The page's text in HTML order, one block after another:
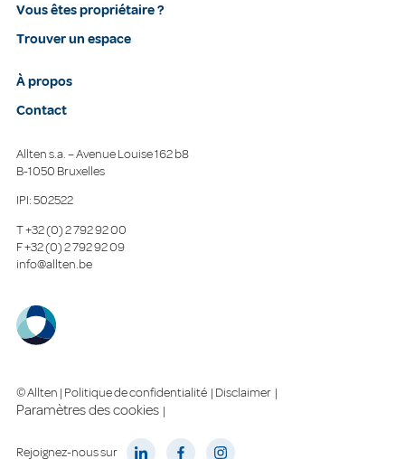
Vous êtes propriétaire ?
Trouver un espace
À propos
Contact
Allten s.a. – Avenue Louise 162 b8
B-1050 Bruxelles
IPI: 502522
T+32 (0) 2 792 92 00
F+32 (0) 2 792 92 09
info@allten.be
© Allten | Politique de confidentialité | Disclaimer |
Paramètres des cookies |
Rejoignez-nous sur